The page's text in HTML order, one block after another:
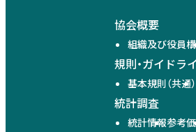
協会概要
組織及び役員
規則・ガイドラ
基本規則（共通）
統計調査
統計情報参考